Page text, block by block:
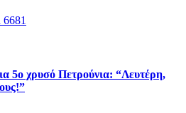
6681
5ο χρυσό Πετρούνια: “Λευτέρη,